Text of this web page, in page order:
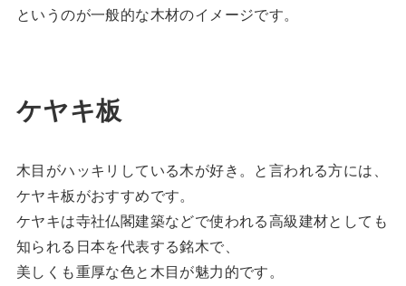
というのが一般的な木材のイメージです。
ケヤキ板
木目がハッキリしている木が好き。と言われる方には、
ケヤキ板がおすすめです。
ケヤキは寺社仏閣建築などで使われる高級建材としても
知られる日本を代表する銘木で、
美しくも重厚な色と木目が魅力的です。